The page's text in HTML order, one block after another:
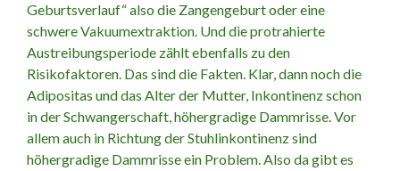
Geburtsverlauf“ also die Zangengeburt oder eine
schwere Vakuumextraktion. Und die protrahierte
Austreibungsperiode zählt ebenfalls zu den
Risikofaktoren. Das sind die Fakten. Klar, dann noch die
Adipositas und das Alter der Mutter, Inkontinenz schon
in der Schwangerschaft, höhergradige Dammrisse. Vor
allem auch in Richtung der Stuhlinkontinenz sind
höhergradige Dammrisse ein Problem. Also da gibt es